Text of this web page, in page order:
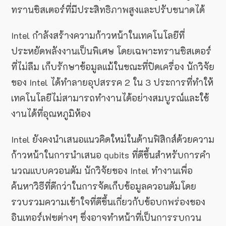
ทรานซิสเตอร์ที่มีประสิทธิภาพสูงและปรับขนาดได้
Intel กำลังสร้างความก้าวหน้าในเทคโนโลยีที่
ประหยัดพลังงานเป็นพิเศษ โดยเฉพาะทรานซิสเตอร์
ที่ไม่ลืม เก็บรักษาข้อมูลแม้ในขณะที่ปิดเครื่อง นักวิจัย
ของ Intel ได้ทำลายอุปสรรค 2 ใน 3 ประการที่ทำให้
เทคโนโลยีไม่สามารถทำงานได้อย่างสมบูรณ์และใช้
งานได้ที่อุณหภูมิห้อง
Intel ยังคงนำเสนอแนวคิดใหม่ในด้านฟิสิกส์ด้วยความ
ก้าวหน้าในการนำเสนอ qubits ที่ดีขึ้นสำหรับการคำ
นวณแบบควอนตัม นักวิจัยของ Intel ทำงานเพื่อ
ค้นหาวิธีที่ดีกว่าในการจัดเก็บข้อมูลควอนตัมโดย
รวบรวมความเข้าใจที่ดีขึ้นเกี่ยวกับข้อบกพร่องของ
อินเทอร์เฟซต่างๆ ซึ่งอาจทำหน้าที่เป็นการรบกวน